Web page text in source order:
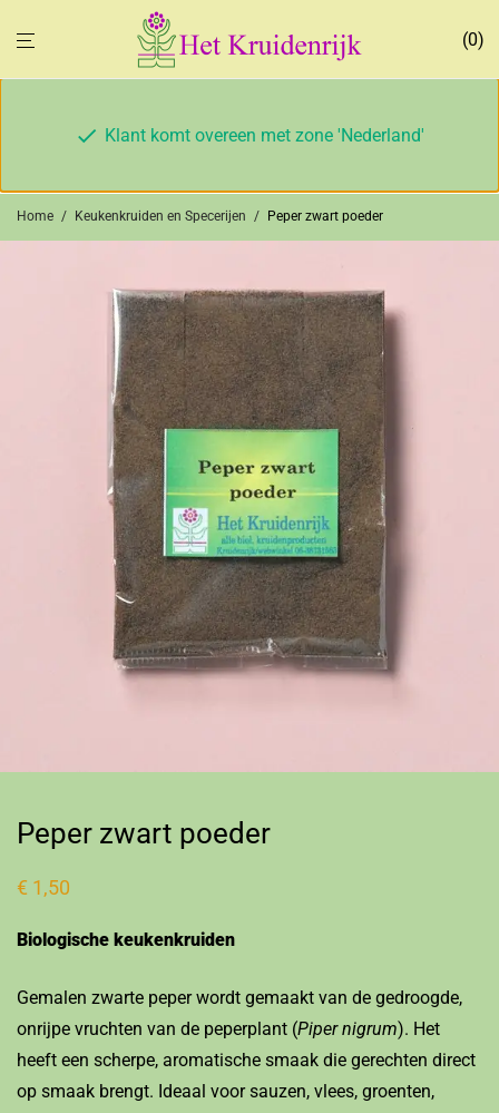
0
Klant komt overeen met zone 'Nederland'
Home / Keukenkruiden en Specerijen / Peper zwart poeder
Peper zwart poeder
€ 1,50
Biologische keukenkruiden
Gemalen zwarte peper wordt gemaakt van de gedroogde,
onrijpe vruchten van de peperplant (Piper nigrum). Het
heeft een scherpe, aromatische smaak die gerechten direct
op smaak brengt. Ideaal voor sauzen, vlees, groenten,